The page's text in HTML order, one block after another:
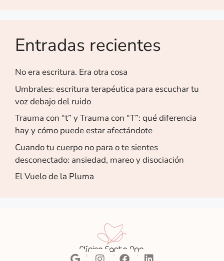
Entradas recientes
No era escritura. Era otra cosa
Umbrales: escritura terapéutica para escuchar tu
voz debajo del ruido
Trauma con “t” y Trauma con “T”: qué diferencia
hay y cómo puede estar afectándote
Cuando tu cuerpo no para o te sientes
desconectado: ansiedad, mareo y disociación
El Vuelo de la Pluma